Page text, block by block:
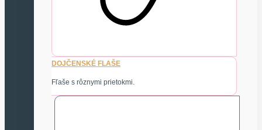
DOJČENSKÉ FLAŠE
Fľaše s rôznymi prietokmi.